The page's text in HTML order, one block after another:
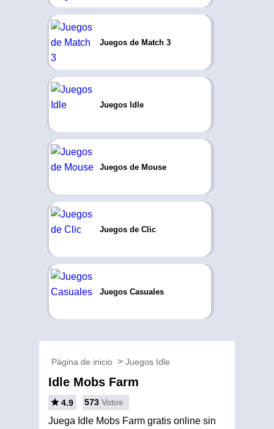
Juegos de Match 3
Juegos Idle
Juegos de Mouse
Juegos de Clic
Juegos Casuales
Página de inicio Juegos Idle
Idle Mobs Farm
4.9 573 Votos
Juega Idle Mobs Farm gratis online sin